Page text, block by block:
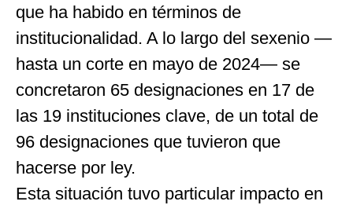
que ha habido en términos de
institucionalidad. A lo largo del sexenio —
hasta un corte en mayo de 2024— se
concretaron 65 designaciones en 17 de
las 19 instituciones clave, de un total de
96 designaciones que tuvieron que
hacerse por ley.
Esta situación tuvo particular impacto en